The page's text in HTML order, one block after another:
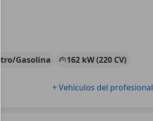
Gasolina
162 kW (220 CV)
+ Vehículos del profesional